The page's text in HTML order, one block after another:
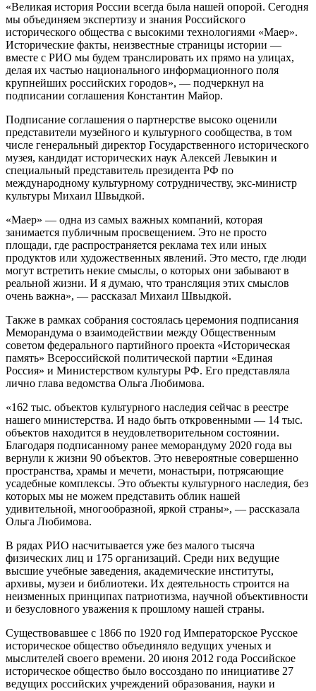
«Великая история России всегда была нашей опорой. Сегодня
мы объединяем экспертизу и знания Российского
исторического общества с высокими технологиями «Маер».
Исторические факты, неизвестные страницы истории —
вместе с РИО мы будем транслировать их прямо на улицах,
делая их частью национального информационного поля
крупнейших российских городов», — подчеркнул на
подписании соглашения Константин Майор.
Подписание соглашения о партнерстве высоко оценили
представители музейного и культурного сообщества, в том
числе генеральный директор Государственного исторического
музея, кандидат исторических наук Алексей Левыкин и
специальный представитель президента РФ по
международному культурному сотрудничеству, экс-министр
культуры Михаил Швыдкой.
«Маер» — одна из самых важных компаний, которая
занимается публичным просвещением. Это не просто
площади, где распространяется реклама тех или иных
продуктов или художественных явлений. Это место, где люди
могут встретить некие смыслы, о которых они забывают в
реальной жизни. И я думаю, что трансляция этих смыслов
очень важна», — рассказал Михаил Швыдкой.
Также в рамках собрания состоялась церемония подписания
Меморандума о взаимодействии между Общественным
советом федерального партийного проекта «Историческая
память» Всероссийской политической партии «Единая
Россия» и Министерством культуры РФ. Его представляла
лично глава ведомства Ольга Любимова.
«162 тыс. объектов культурного наследия сейчас в реестре
нашего министерства. И надо быть откровенными — 14 тыс.
объектов находится в неудовлетворительном состоянии.
Благодаря подписанному ранее меморандуму 2020 года вы
вернули к жизни 90 объектов. Это невероятные совершенно
пространства, храмы и мечети, монастыри, потрясающие
усадебные комплексы. Это объекты культурного наследия, без
которых мы не можем представить облик нашей
удивительной, многообразной, яркой страны», — рассказала
Ольга Любимова.
В рядах РИО насчитывается уже без малого тысяча
физических лиц и 175 организаций. Среди них ведущие
высшие учебные заведения, академические институты,
архивы, музеи и библиотеки. Их деятельность строится на
неизменных принципах патриотизма, научной объективности
и безусловного уважения к прошлому нашей страны.
Существовавшее с 1866 по 1920 год Императорское Русское
историческое общество объединяло ведущих ученых и
мыслителей своего времени. 20 июня 2012 года Российское
историческое общество было воссоздано по инициативе 27
ведущих российских учреждений образования, науки и